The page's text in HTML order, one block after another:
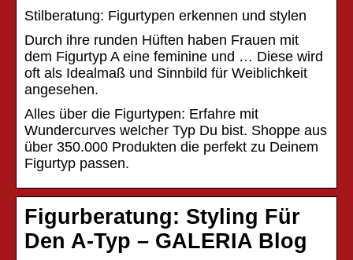
Stilberatung: Figurtypen erkennen und stylen
Durch ihre runden Hüften haben Frauen mit
dem Figurtyp A eine feminine und … Diese wird
oft als Idealmaß und Sinnbild für Weiblichkeit
angesehen.
Alles über die Figurtypen: Erfahre mit
Wundercurves welcher Typ Du bist. Shoppe aus
über 350.000 Produkten die perfekt zu Deinem
Figurtyp passen.
Figurberatung: Styling Für
Den A-Typ – GALERIA Blog